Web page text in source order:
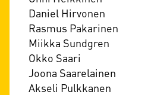
Daniel Hirvonen
Rasmus Pakarinen
Miikka Sundgren
Okko Saari
Joona Saarelainen
Akseli Pulkkanen